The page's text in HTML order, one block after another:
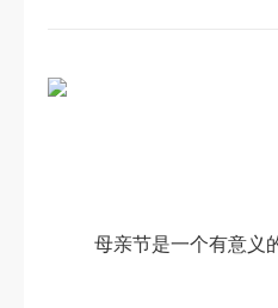
母亲节是一个有意义